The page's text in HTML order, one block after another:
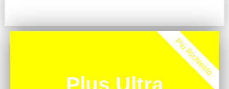
Plus Ultra
Più Richiesto